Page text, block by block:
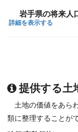
岩手県の将来人
詳細を表示する
提供する土
土地の価値をあら
類に整理することが